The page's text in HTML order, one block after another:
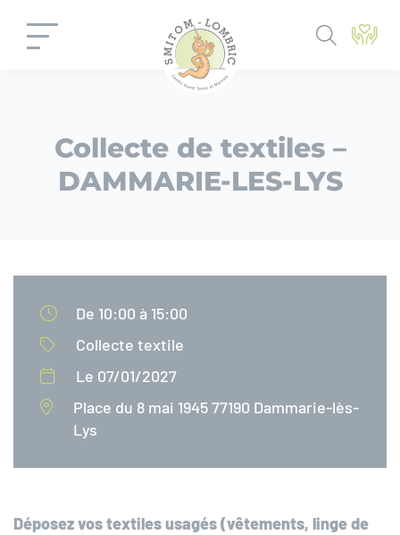
Collecte de textiles –
DAMMARIE-LES-LYS
De 10:00 à 15:00
Collecte textile
Le 07/01/2027
Place du 8 mai 1945 77190 Dammarie-lès-
Lys
Déposez vos textiles usagés (vêtements, linge de